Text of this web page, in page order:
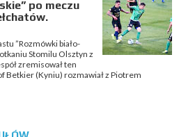
po meczu
”Rozmówki biało-
Stomilu Olsztyn z
zremisował ten
Betkier (Kyniu) rozmawiał z Piotrem